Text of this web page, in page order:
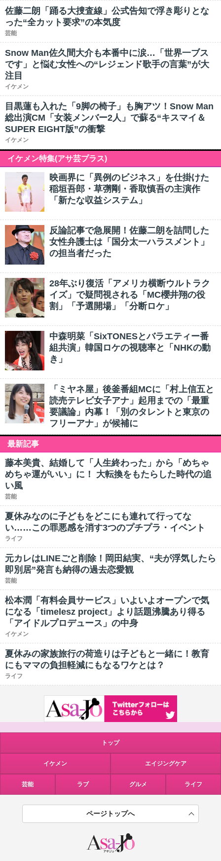
佐藤二朗「踊る大捜査線」公式告知で浮き彫りとな
った“全カット要求”の本気度
芸能
Snow Man佐久間大介も本番中に涙…「世界一ブス
です」と悩む女性への“レジェンド歌手の言葉”が大
注目
イケメン
目黒蓮も入れた「9脚の椅子」も胸アツ！Snow Man
総出演CM「女装メンバー2人」で蘇る“キスマイ＆
SUPER EIGHT版”の衝撃
イケメン
イケメン特集(アサ芸プラス)
映画界に「異例のビジネス」を仕掛けた
稲垣吾郎・草彅剛・香取慎吾の主演作
「新たな収益システム」
反論記事で急展開！佐藤二朗を詰問した
女性弁護士は「国分太一ハラスメント」
の担当者だった
28年ぶり復活「アメリカ横断ウルトラク
イズ」で疑問視される「MC櫻井翔の役
割」「予選開場」「分断ロケ」
中森明菜「SixTONESとバラエティー番
組共演」韓国ロケの視聴率と「NHKの動
き」
「ミヤネ屋」後釜番組MCに「村上信五と
読売テレビ女子アナ」起用までの「最重
要議論」内幕！「別のタレントと東京の
フリーアナ」が候補に
最新記事
藤本美貴、結婚して「人生終わった」から「めちゃ
めちゃ運がいい」に！ 大転換をもたらした時代の追
い風
芸能
夏休みなのに子どもをどこにも連れて行ってな
い……この罪悪感を消す3つのプチプラ・イベント
ライフ
元カレはLINEごと削除！岡田結実、“夫が浮気したら
即別居”発言も納得の過去恋愛観
芸能
松本潤「有料会員サービス」いよいよオープンで気
になる「timelesz project」より話題沸騰あり得る
「アイドルプロデュース」の中身
イケメン
夏休みの家族旅行の荷造りは子どもと一緒に！教育
にもママの負担軽減にもなるワケとは？
ライフ
トップ
イケメン エイジングケア
芸能 ラブ グルメ ライフ
ページトップへ